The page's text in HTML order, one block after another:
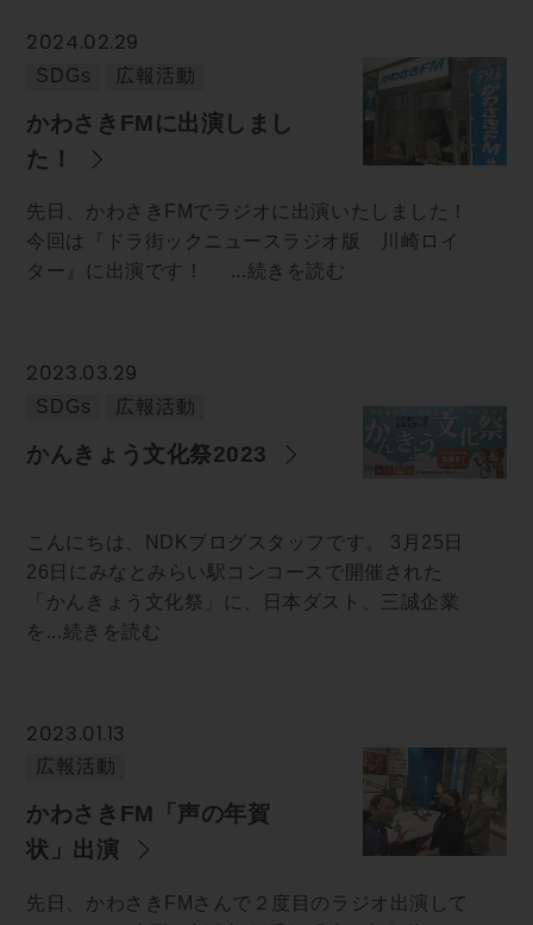
2024.02.29
SDGs 広報活動
かわさきFMに出演しまし
た！
先日、かわさきFMでラジオに出演いたしました！
今回は『ドラ街ックニュースラジオ版 川崎ロイ
ター』に出演です！ ...続きを読む
2023.03.29
SDGs 広報活動
かんきょう文化祭2023
こんにちは、NDKブログスタッフです。 3月25日
26日にみなとみらい駅コンコースで開催された
「かんきょう文化祭」に、日本ダスト、三誠企業
を...続きを読む
2023.01.13
広報活動
かわさきFM「声の年賀
状」出演
先日、かわさきFMさんで２度目のラジオ出演して